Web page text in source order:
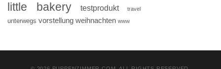
little bakery
testprodukt travel
unterwegs vorstellung weihnachten www